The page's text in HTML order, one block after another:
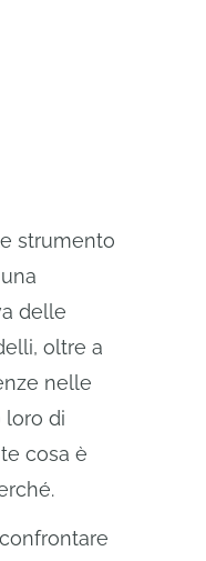
strumento
delle
oltre a
nelle
loro di
cosa è